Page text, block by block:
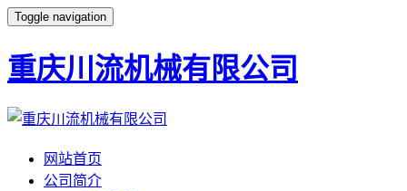
Toggle navigation
重庆川流机械有限公司
网站首页
公司简介